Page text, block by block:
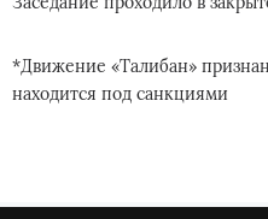
*Движение «Талибан»
находится под санкциями